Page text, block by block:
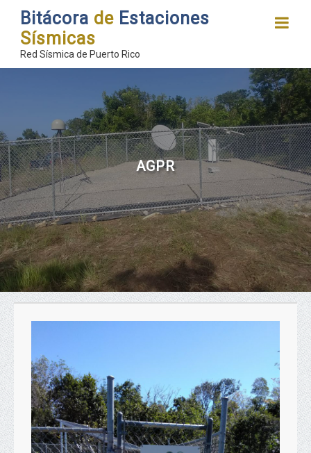
Bitácora de Estaciones
Sísmicas
Red Sísmica de Puerto Rico
AGPR